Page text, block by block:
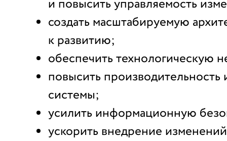
и повысить управляемость
создать масштабируемую
к развитию;
обеспечить технологическую
повысить производительность
системы;
усилить информационную
ускорить внедрение